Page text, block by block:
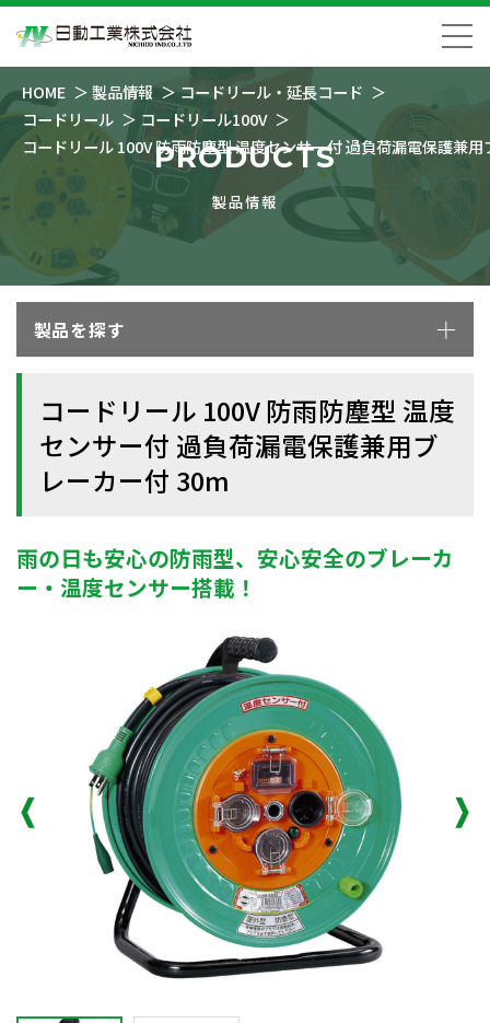
HOME 製品情報
コードリール・延長コード
コードリール
コードリール100V
コードリール 100V 防雨防塵型 温度センサー付 過負荷漏電保護兼
PRODUCTS
製品情報
製品を探す
コードリール 100V 防雨防塵型 温度
センサー付 過負荷漏電保護兼用ブ
レーカー付 30m
雨の日も安心の防雨型、安心安全のブレーカ
ー・温度センサー搭載！